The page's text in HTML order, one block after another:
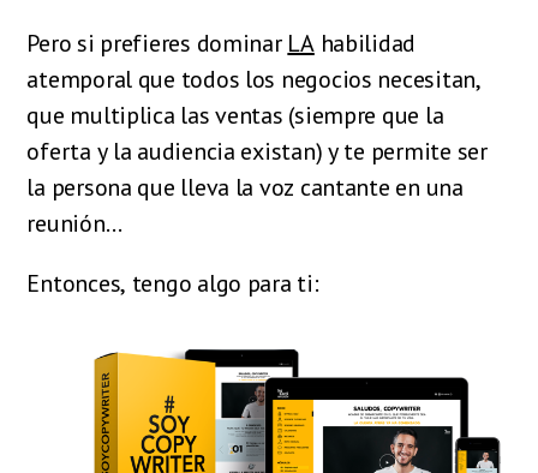
Pero si prefieres dominar LAhabilidad
atemporal que todos los negocios necesitan,
que multiplica las ventas (siempre que la
oferta y la audiencia existan) y te permite ser
la persona que lleva la voz cantante en una
reunión…
Entonces, tengo algo para ti: